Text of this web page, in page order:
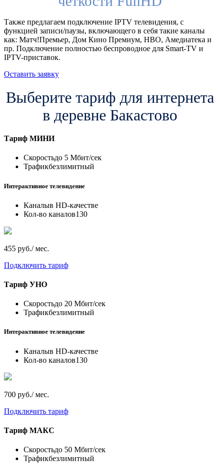
Также предлагаем подключение IPTV телевидения, с
функцией записи/паузы, включающего в себя такие каналы
как: Матч!Премьер, Дом Кино Премиум, HBO, Амедиатека и
пр. Подключение полностью беспроводное для Smart-TV и
IPTV-приставок.
Оставить заявку
Выберите тариф для интернета
в деревне Бакастово
Тариф МИНИ
Скоростьдо 5 Мбит/сек
Трафикбезлимитный
Интерактивное телевидение
Каналыв HD-качестве
Кол-во каналов130
455 руб./ мес.
Подключить тариф
Тариф УНО
Скоростьдо 20 Мбит/сек
Трафикбезлимитный
Интерактивное телевидение
Каналыв HD-качестве
Кол-во каналов130
700 руб./ мес.
Подключить тариф
Тариф МАКС
Скоростьдо 50 Мбит/сек
Трафикбезлимитный